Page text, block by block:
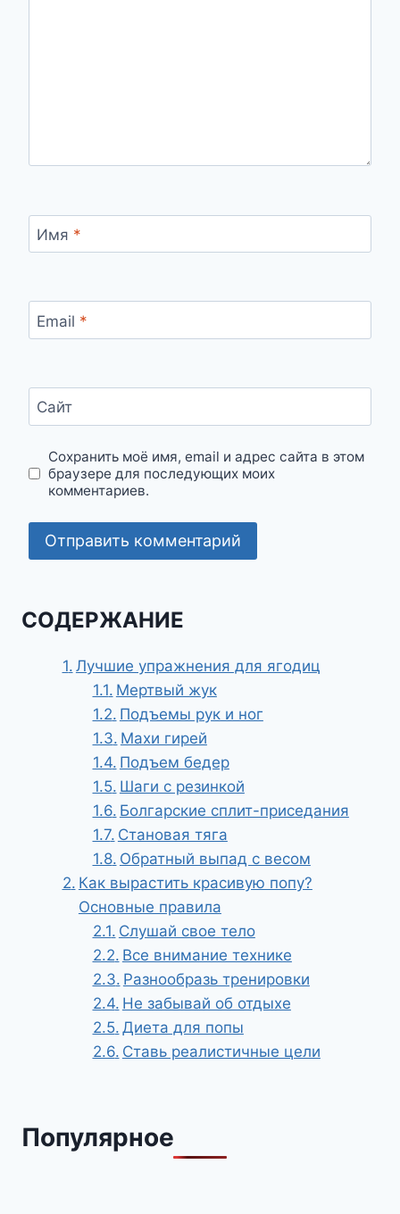
Имя *
Email *
Сайт
Сохранить моё имя, email и адрес сайта в этом
браузере для последующих моих
комментариев.
СОДЕРЖАНИЕ
Лучшие упражнения для ягодиц
Мертвый жук
Подъемы рук и ног
Махи гирей
Подъем бедер
Шаги с резинкой
Болгарские сплит-приседания
Становая тяга
Обратный выпад с весом
Как вырастить красивую попу?
Основные правила
Слушай свое тело
Все внимание технике
Разнообразь тренировки
Не забывай об отдыхе
Диета для попы
Ставь реалистичные цели
Популярное